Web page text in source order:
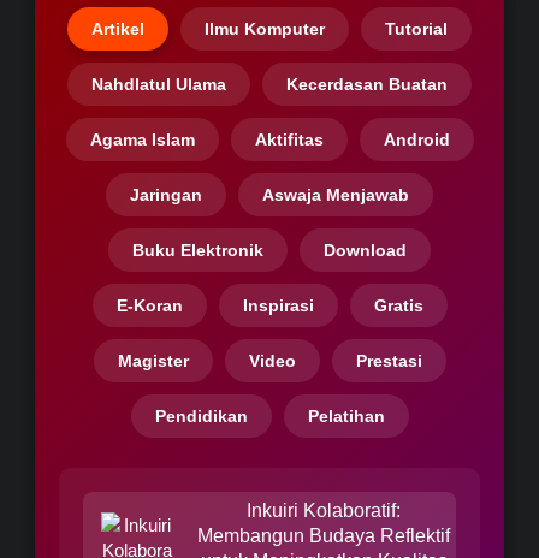
Artikel Ilmu Komputer Tutorial
Nahdlatul Ulama Kecerdasan Buatan
Agama Islam Aktifitas Android
Jaringan Aswaja Menjawab
Buku Elektronik Download
E-Koran Inspirasi Gratis
Magister Video Prestasi
Pendidikan Pelatihan
Inkuiri Kolaboratif:
Membangun Budaya Reflektif